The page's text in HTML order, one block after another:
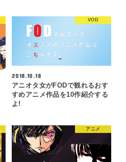
VOD
2018.10.18
アニオタ女がFODで観れるおす
すめアニメ作品を10作紹介する
よ!
アニメ